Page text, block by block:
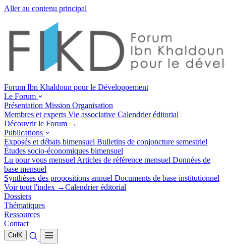
Aller au contenu principal
Forum Ibn Khaldoun pour le Développement
Le Forum
Présentation Mission Organisation
Membres et experts Vie associative Calendrier éditorial
Découvrir le Forum →
Publications
Exposés et débats bimensuel Bulletins de conjoncture semestriel
Études socio-économiques bimensuel
Lu pour vous mensuel Articles de référence mensuel Données de
base mensuel
Synthèses des propositions annuel Documents de base institutionnel
Voir tout l'index →Calendrier éditorial
Dossiers
Thématiques
Ressources
Contact
Ctrl K